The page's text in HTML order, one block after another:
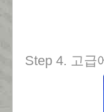
Step 4. 고급